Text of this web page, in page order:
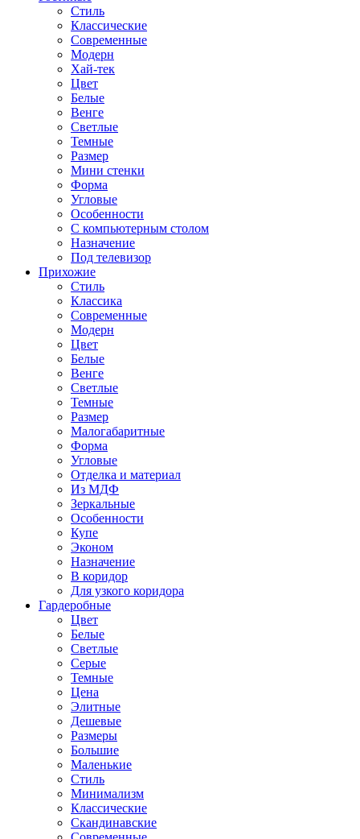
Стиль
Классические
Современные
Модерн
Хай-тек
Цвет
Белые
Венге
Светлые
Темные
Размер
Мини стенки
Форма
Угловые
Особенности
С компьютерным столом
Назначение
Под телевизор
Прихожие
Стиль
Классика
Современные
Модерн
Цвет
Белые
Венге
Светлые
Темные
Размер
Малогабаритные
Форма
Угловые
Отделка и материал
Из МДФ
Зеркальные
Особенности
Купе
Эконом
Назначение
В коридор
Для узкого коридора
Гардеробные
Цвет
Белые
Светлые
Серые
Темные
Цена
Элитные
Дешевые
Размеры
Большие
Маленькие
Стиль
Минимализм
Классические
Скандинавские